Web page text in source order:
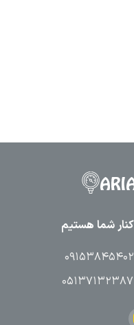
۰۹۱۵۳۸۴۵۴۰۲
۰۵۱۳۷۱۳۲۳۸۷